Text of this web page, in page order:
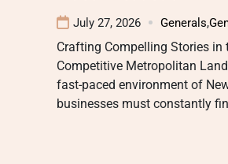
July 27, 2026 Generals,
Crafting Compelling Stories in
Competitive Metropolitan
fast-paced environment of
businesses must constantly